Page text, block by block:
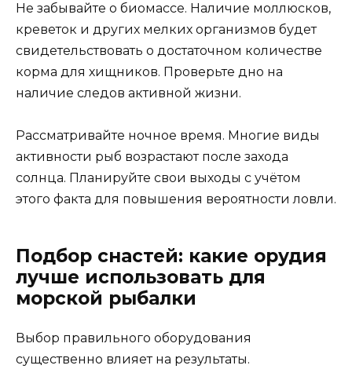
Не забывайте о биомассе. Наличие моллюсков,
креветок и других мелких организмов будет
свидетельствовать о достаточном количестве
корма для хищников. Проверьте дно на
наличие следов активной жизни.
Рассматривайте ночное время. Многие виды
активности рыб возрастают после захода
солнца. Планируйте свои выходы с учётом
этого факта для повышения вероятности ловли.
Подбор снастей: какие орудия
лучше использовать для
морской рыбалки
Выбор правильного оборудования
существенно влияет на результаты.